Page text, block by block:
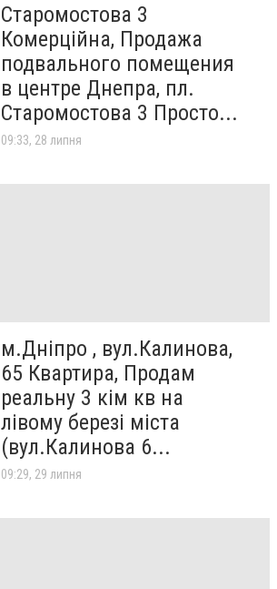
Старомостова 3
Комерційна, Продажа
подвального помещения
в центре Днепра, пл.
Старомостова 3 Просто...
09:33, 28 липня
м.Дніпро , вул.Калинова,
65 Квартира, Продам
реальну 3 кім кв на
лівому березі міста
(вул.Калинова 6...
09:29, 29 липня